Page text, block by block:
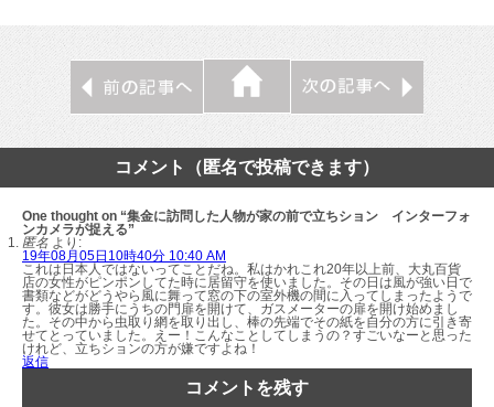
コメント（匿名で投稿できます）
One thought on “集金に訪問した人物が家の前で立ちション インターフォ
ンカメラが捉える”
匿名 より:
19年08月05日10時40分 10:40 AM
これは日本人ではないってことだね。私はかれこれ20年以上前、大丸百貨
店の女性がピンポンしてた時に居留守を使いました。その日は風が強い日で
書類などがどうやら風に舞って窓の下の室外機の間に入ってしまったようで
す。彼女は勝手にうちの門扉を開けて、ガスメーターの扉を開け始めまし
た。その中から虫取り網を取り出し、棒の先端でその紙を自分の方に引き寄
せてとっていました。えー！こんなことしてしまうの？すごいなーと思った
けれど、立ちションの方が嫌ですよね！
返信
コメントを残す